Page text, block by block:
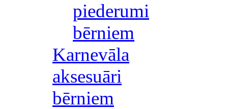
piederumi
bērniem
Karnevāla
aksesuāri
bērniem